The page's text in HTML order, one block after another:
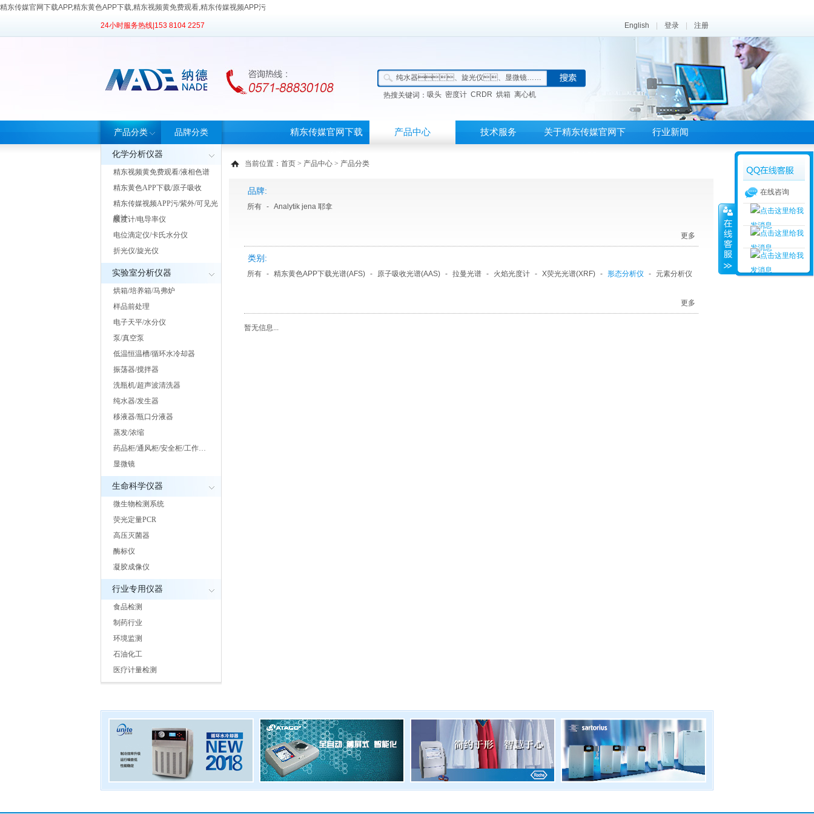
精东传媒官网下载APP,精东黄色APP下载,精东视频黄免费观看,精东传媒视频APP污
24小时服务热线| 153 8104 2257 English 登录 注册
热搜关键词： 吸头 密度计 CRDR 烘箱 离心机
产品分类
化学分析仪器
精东视频黄免费观看/液相色谱
精东黄色APP下载/原子吸收
精东传媒视频APP污/紫外/可见光
度计
酸度计/电导率仪
电位滴定仪/卡氏水分仪
折光仪/旋光仪
实验室分析仪器
烘箱/培养箱/马弗炉
样品前处理
电子天平/水分仪
泵/真空泵
低温恒温槽/循环水冷却器
振荡器/搅拌器
洗瓶机/超声波清洗器
纯水器/发生器
移液器/瓶口分液器
蒸发/浓缩
药品柜/通风柜/安全柜/工作…
显微镜
生命科学仪器
微生物检测系统
荧光定量PCR
高压灭菌器
酶标仪
凝胶成像仪
行业专用仪器
食品检测
制药行业
环境监测
石油化工
医疗计量检测
品牌分类 精东传媒官网下载 产品中心 技术服务 关于精东传媒官网下 行业新闻
当前位置： 首页 > 产品中心 > 产品分类
品牌:
所有 - Analytik jena 耶拿
更多
类别:
所有 - 精东黄色APP下载光谱(AFS) - 原子吸收光谱(AAS) - 拉曼光谱 - 火焰光度计 - X荧光光谱(XRF) - 形态分析仪 - 元素分析仪
更多
暂无信息...
在线咨询